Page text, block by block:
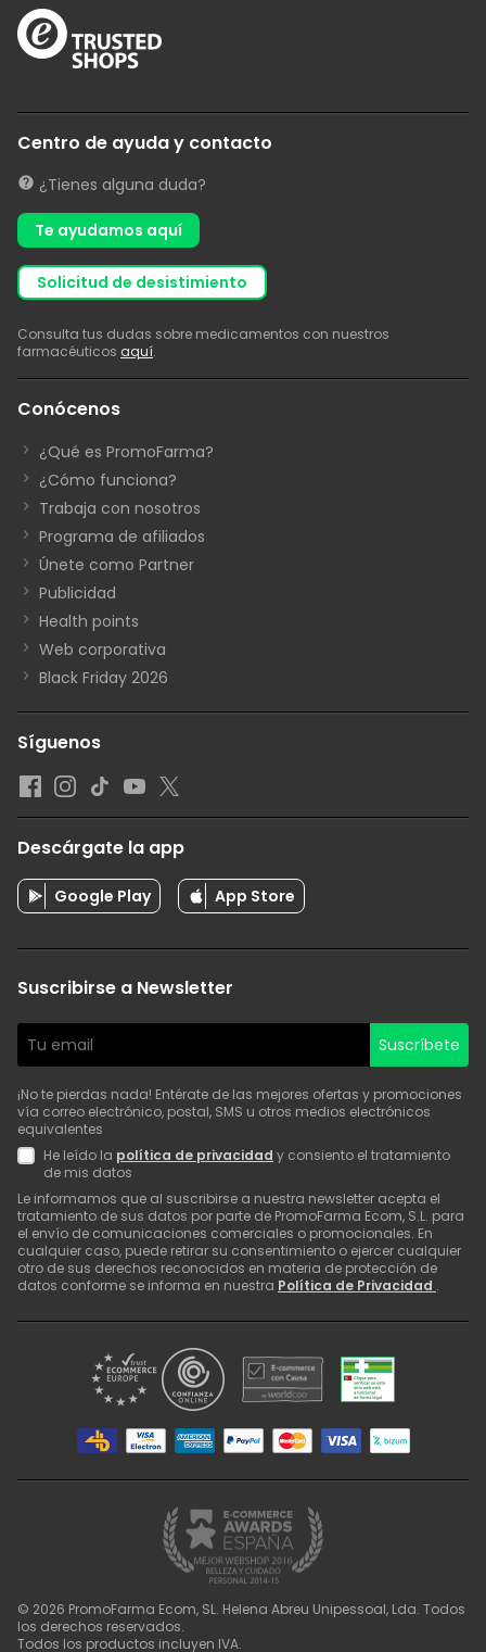
Centro de ayuda y contacto
¿Tienes alguna duda?
Te ayudamos aquí
solicitud de desistimiento
Consulta tus dudas sobre medicamentos con nuestros
farmacéuticos aquí.
Conócenos
¿Qué es PromoFarma?
¿Cómo funciona?
Trabaja con nosotros
Programa de afiliados
Únete como Partner
Publicidad
Health points
Web corporativa
Black Friday 2026
Síguenos
Descárgate la app
Google Play App Store
Suscribirse a Newsletter
Suscríbete
¡No te pierdas nada! Entérate de las mejores ofertas y promociones
vía correo electrónico, postal, SMS u otros medios electrónicos
equivalentes
He leído la política de privacidad y consiento el tratamiento
de mis datos
Le informamos que al suscribirse a nuestra newsletter acepta el
tratamiento de sus datos por parte de PromoFarma Ecom, S.L. para
el envío de comunicaciones comerciales o promocionales. En
cualquier caso, puede retirar su consentimiento o ejercer cualquier
otro de sus derechos reconocidos en materia de protección de
datos conforme se informa en nuestra Política de Privacidad .
© 2026 PromoFarma Ecom, SL. Helena Abreu Unipessoal, Lda. Todos
los derechos reservados.
Todos los productos incluyen IVA.